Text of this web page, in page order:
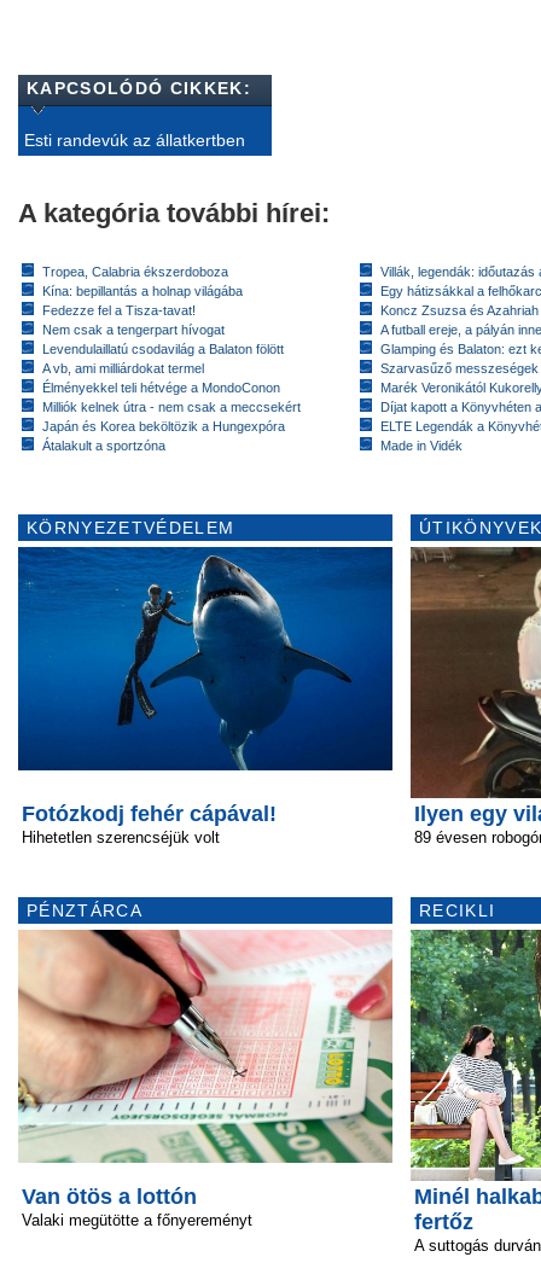
KAPCSOLÓDÓ CIKKEK:
Esti randevúk az állatkertben
A kategória további hírei:
Tropea, Calabria ékszerdoboza
Kína: bepillantás a holnap világába
Fedezze fel a Tisza-tavat!
Nem csak a tengerpart hívogat
Levendulaillatú csodavilág a Balaton fölött
A vb, ami milliárdokat termel
Élményekkel teli hétvége a MondoConon
Milliók kelnek útra - nem csak a meccsekért
Japán és Korea beköltözik a Hungexpóra
Átalakult a sportzóna
Villák, legendák: időutazás
Egy hátizsákkal a
Koncz Zsuzsa és
A futball ereje, a pályán
Glamping és Balaton: ezt
Szarvasűző messzeségek
Marék Veronikától
Díjat kapott a Könyvhéten
ELTE Legendák a
Made in Vidék
KÖRNYEZETVÉDELEM
Fotózkodj fehér cápával!
Hihetetlen szerencséjük volt
PÉNZTÁRCA
Van ötös a lottón
Valaki megütötte a főnyereményt
Ilyen egy
89 évesen
RECIKLI
Minél
fertőz
A suttogás